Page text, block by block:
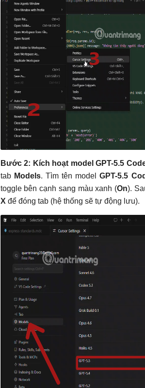
Bước 2: Kích hoạt model GPT-5.5
tab Models. Tìm tên modelGPT-5.5
toggle bên cạnh sang màu xanh (On).
X để đóng tab (hệ thống sẽ tự động lưu).